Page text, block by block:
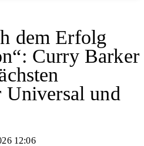
dem Erfolg
Curry Barker
und
12:06